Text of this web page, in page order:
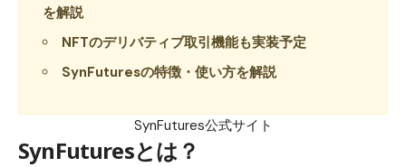
を解説
NFTのデリバティブ取引機能も実装予定
SynFuturesの特徴・使い方を解説
SynFutures公式サイト
SynFuturesとは？